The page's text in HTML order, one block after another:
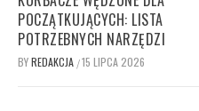
POCZĄTKUJĄCYCH: LISTA
POTRZEBNYCH NARZĘDZI
BYREDAKCJA /15 LIPCA 2026